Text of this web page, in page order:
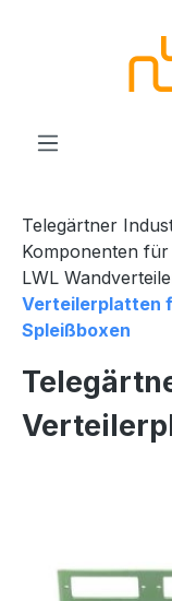
Telegärtner
Komponenten
LWL
Verteilerplatten
Spleißboxen